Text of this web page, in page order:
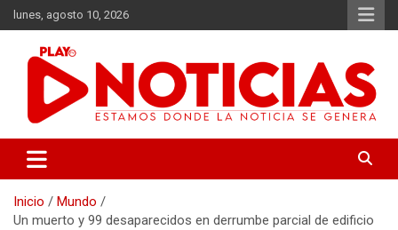
Saltar
al
contenido
lunes, agosto 10, 2026
Play Noticias
Inicio
Mundo
Un muerto y 99 desaparecidos en derrumbe parcial de edificio